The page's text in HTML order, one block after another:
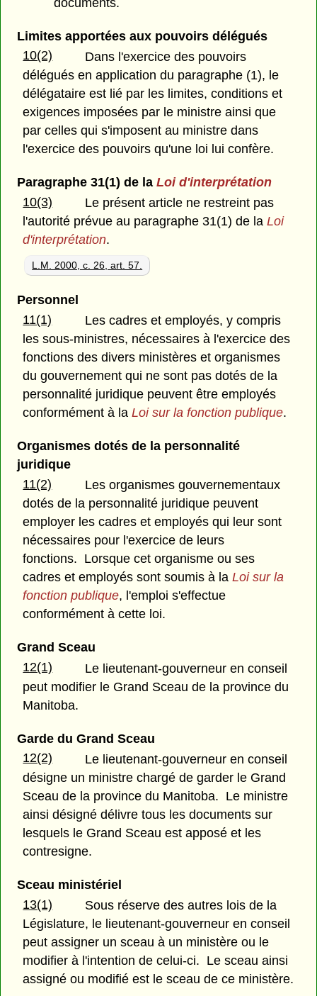
Limites apportées aux pouvoirs délégués
10(2)
Dans l'exercice des pouvoirs
délégués en application du paragraphe (1), le
délégataire est lié par les limites, conditions et
exigences imposées par le ministre ainsi que
par celles qui s'imposent au ministre dans
l'exercice des pouvoirs qu'une loi lui confère.
Paragraphe 31(1) de la Loi d'interprétation
10(3)
Le présent article ne restreint pas
l'autorité prévue au paragraphe 31(1) de laLoi
d'interprétation.
L.M. 2000, c. 26, art. 57.
Personnel
11(1)
Les cadres et employés, y compris
les sous-ministres, nécessaires à l'exercice des
fonctions des divers ministères et organismes
du gouvernement qui ne sont pas dotés de la
personnalité juridique peuvent être employés
conformément à laLoi sur la fonction publique.
Organismes dotés de la personnalité
juridique
11(2)
Les organismes gouvernementaux
dotés de la personnalité juridique peuvent
employer les cadres et employés qui leur sont
nécessaires pour l'exercice de leurs
fonctions. Lorsque cet organisme ou ses
cadres et employés sont soumis à laLoi sur la
fonction publique, l'emploi s'effectue
conformément à cette loi.
Grand Sceau
12(1)
Le lieutenant-gouverneur en conseil
peut modifier le Grand Sceau de la province du
Manitoba.
Garde du Grand Sceau
12(2)
Le lieutenant-gouverneur en conseil
désigne un ministre chargé de garder le Grand
Sceau de la province du Manitoba. Le ministre
ainsi désigné délivre tous les documents sur
lesquels le Grand Sceau est apposé et les
contresigne.
Sceau ministériel
13(1)
Sous réserve des autres lois de la
Législature, le lieutenant-gouverneur en conseil
peut assigner un sceau à un ministère ou le
modifier à l'intention de celui-ci. Le sceau ainsi
assigné ou modifié est le sceau de ce ministère.